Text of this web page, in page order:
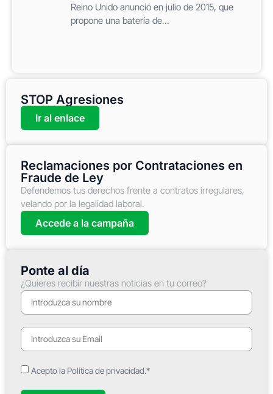
Reino Unido anunció en julio de 2015, que
propone una batería de...
STOP Agresiones
Ir al enlace
Reclamaciones por Contrataciones en
Fraude de Ley
Defendemos tus derechos frente a contratos irregulares,
velando por la legalidad laboral.
Accede a la campaña
Ponte al día
¿Quieres recibir nuestras noticias en tu correo?
Acepto la Política de privacidad.*